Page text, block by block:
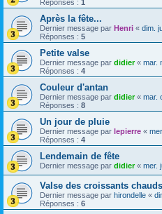
Réponses : 1
Après la fête...
Dernier message par Henri « dim.
Réponses : 5
Petite valse
Dernier message par didier« mar.
Réponses : 4
Couleur d'antan
Dernier message par didier« mar.
Réponses : 8
Un jour de pluie
Dernier message par lepierre «
Réponses : 4
Lendemain de fête
Dernier message par didier« mer.
Valse des croissants chauds
Dernier message par hirondelle «
Réponses : 6